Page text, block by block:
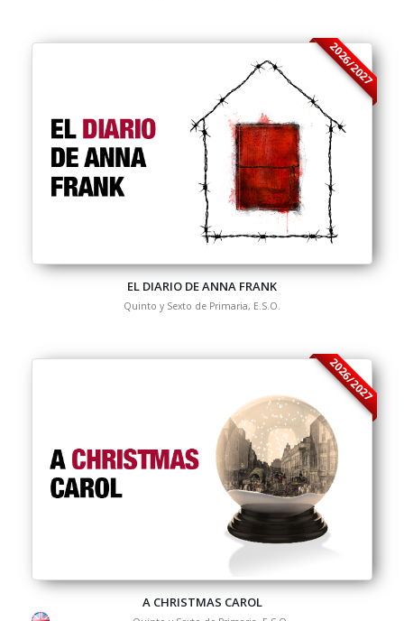
2026/2027
EL DIARIO DE ANNA FRANK
Quinto y Sexto de Primaria, E.S.O.
2026/2027
A CHRISTMAS CAROL